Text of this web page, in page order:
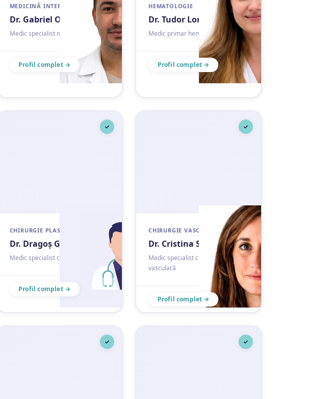
MEDICINĂ INTERNĂ
Dr. Gabriel Onescu
Medic specialist medicină internă
Profil complet →
HEMATOLOGIE
Dr. Tudor Loredana
Medic primar hematologie
Profil complet →
✓
CHIRURGIE PLASTICĂ
Dr. Dragoș Georgescu
Medic specialist chirurgie plastică
Profil complet →
✓
CHIRURGIE VASCULARĂ
Dr. Cristina Stoica
Medic specialist chirurgie
vasculară
Profil complet →
✓ ✓